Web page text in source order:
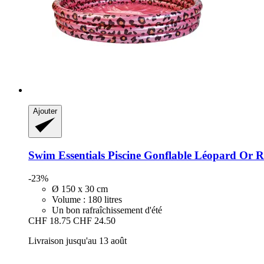
Ajouter
Swim Essentials Piscine Gonflable Léopard Or
-23%
Ø 150 x 30 cm
Volume : 180 litres
Un bon rafraîchissement d'été
CHF 18.75 CHF 24.50
Livraison jusqu'au 13 août